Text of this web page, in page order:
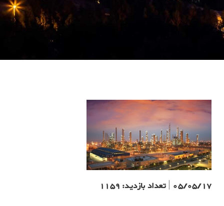
05/05/17
|تعداد بازدید: 1159